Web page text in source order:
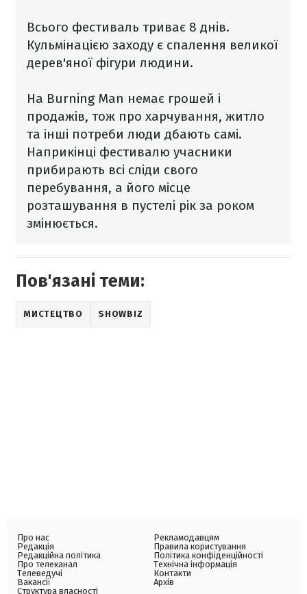
Всього фестиваль триває 8 днів.
Кульмінацією заходу є спалення великої
дерев'яної фігури людини.
На Burning Man немає грошей і
продажів, тож про харчування, житло
та інші потреби люди дбають самі.
Наприкінці фестивалю учасники
прибирають всі сліди свого
перебування, а його місце
розташування в пустелі рік за роком
змінюється.
Пов'язані теми:
МИСТЕЦТВО SHOWBIZ
Про нас
Редакція
Редакційна політика
Про телеканал
Телеведучі
Вакансії
Структура власності
Рекламодавцям
Правила користування
Політика конфіденційності
Технічна інформація
Контакти
Архів